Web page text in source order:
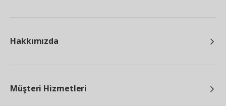
Hakkımızda
Müşteri Hizmetleri